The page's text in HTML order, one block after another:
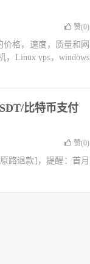
赞(0)
格，速度，质量和网
Linux vps，windows
比特币支付
赞(0)
路退款]，提醒：首月